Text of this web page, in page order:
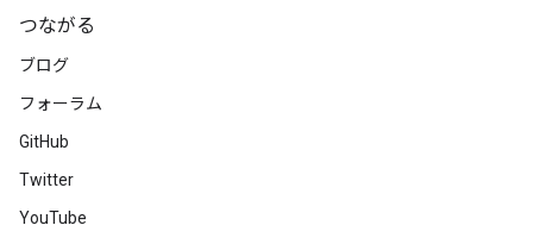
つながる
ブログ
フォーラム
GitHub
Twitter
YouTube